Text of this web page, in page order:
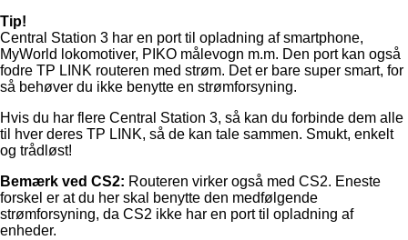
Tip!
Central Station 3 har en port til opladning af smartphone,
MyWorld lokomotiver, PIKO målevogn m.m. Den port kan også
fodre TP LINK routeren med strøm. Det er bare super smart, for
så behøver du ikke benytte en strømforsyning.
Hvis du har flere Central Station 3, så kan du forbinde dem alle
til hver deres TP LINK, så de kan tale sammen. Smukt, enkelt
og trådløst!
Bemærk ved CS2: Routeren virker også med CS2. Eneste
forskel er at du her skal benytte den medfølgende
strømforsyning, da CS2 ikke har en port til opladning af
enheder.